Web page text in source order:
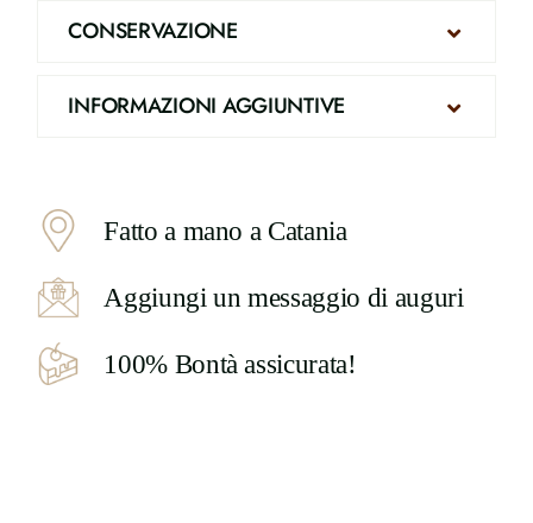
CONSERVAZIONE
INFORMAZIONI AGGIUNTIVE
Fatto a mano a Catania
Aggiungi un messaggio di auguri
100% Bontà assicurata!